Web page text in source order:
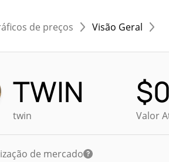
de preços Visão Geral
TWIN
twin
$
Valor
de mercado